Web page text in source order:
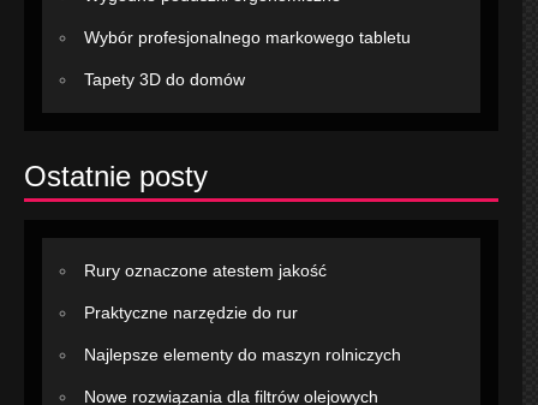
Wybór profesjonalnego markowego tabletu
Tapety 3D do domów
Ostatnie posty
Rury oznaczone atestem jakość
Praktyczne narzędzie do rur
Najlepsze elementy do maszyn rolniczych
Nowe rozwiązania dla filtrów olejowych